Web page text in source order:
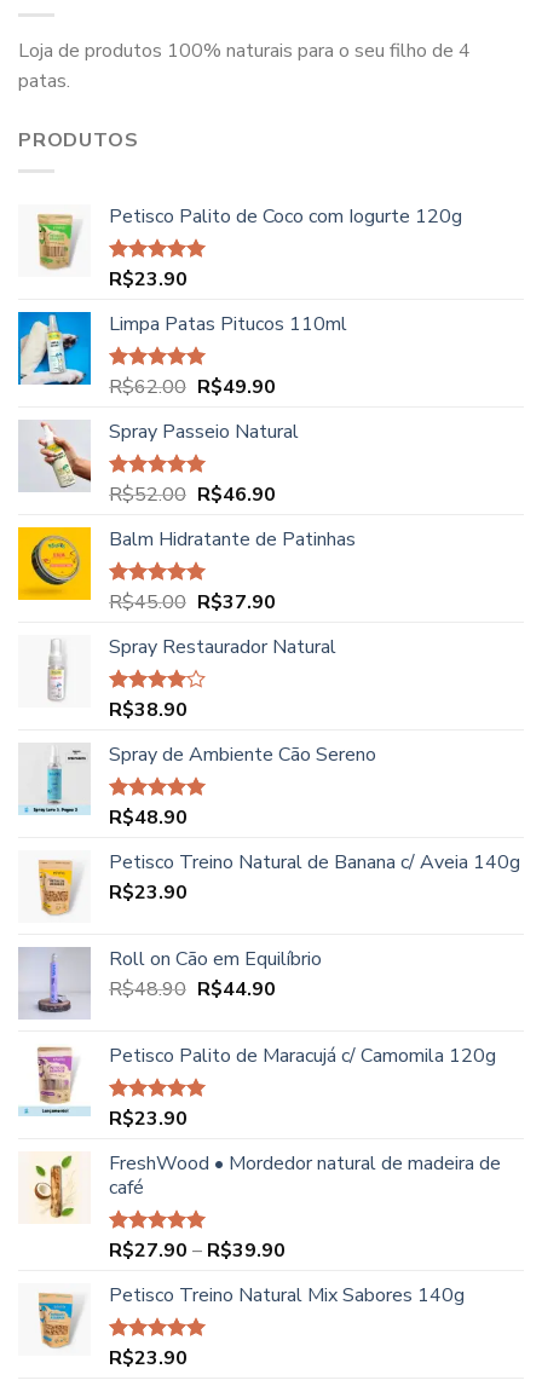
Loja de produtos 100% naturais para o seu filho de 4
patas.
PRODUTOS
Petisco Palito de Coco com Iogurte 120g
Avaliação
R$23.90
Limpa Patas Pitucos 110ml
Avaliação
R$62.00 O
original
era:
R$62.00.
R$49.90O
atual
R$49.90.
Spray Passeio Natural
Avaliação
R$52.00 O
original
era:
R$52.00.
R$46.90O
atual
R$46.90.
Balm Hidratante de Patinhas
Avaliação
R$45.00 O
original
era:
R$37.90O
atual
Spray Restaurador Natural
Avaliação
5
R$38.90
Spray de Ambiente Cão Sereno
Avaliação
R$48.90
Petisco Treino Natural de Banana c/ Aveia 140g
R$23.90
Roll on Cão em Equilíbrio
R$48.90 O
era:
R$48.90.
R$44.90O
é:
Petisco Palito de Maracujá c/ Camomila 120g
Avaliação
R$23.90
FreshWood • Mordedor natural de madeira de
café
Avaliação
R$27.90 – R$39.90
preço:
Petisco Treino Natural Mix Sabores 140g
Avaliação
R$23.90